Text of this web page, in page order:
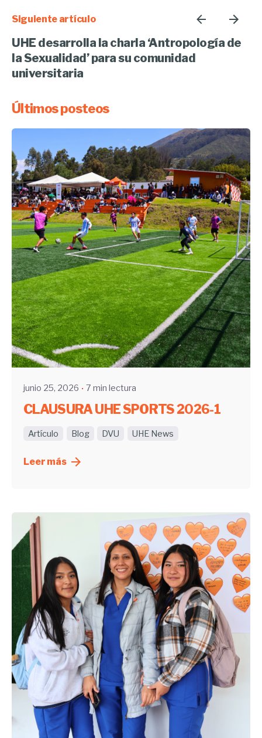
Siguiente artículo
UHE desarrolla la charla ‘Antropología de
la Sexualidad’ para su comunidad
universitaria
Últimos posteos
Enviado por
UHE
junio 25, 2026 7 min lectura
CLAUSURA UHE SPORTS 2026-1
Artículo Blog DVU UHE News
Leer más
Enviado por
UHE